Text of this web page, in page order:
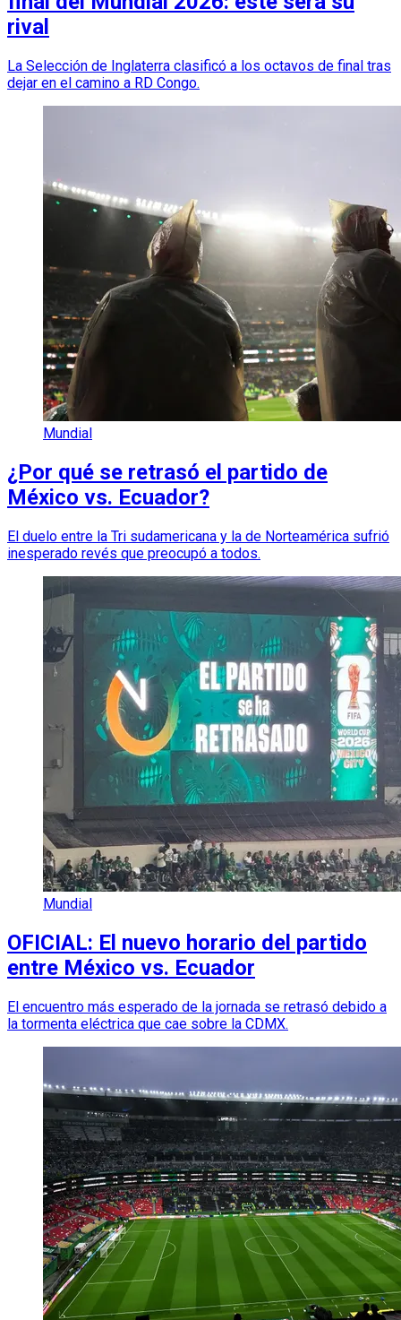
rival
La Selección de Inglaterra clasificó a los octavos de final tras
dejar en el camino a RD Congo.
Mundial
¿Por qué se retrasó el partido de
México vs. Ecuador?
El duelo entre la Tri sudamericana y la de Norteamérica sufrió
inesperado revés que preocupó a todos.
Mundial
OFICIAL: El nuevo horario del partido
entre México vs. Ecuador
El encuentro más esperado de la jornada se retrasó debido a
la tormenta eléctrica que cae sobre la CDMX.